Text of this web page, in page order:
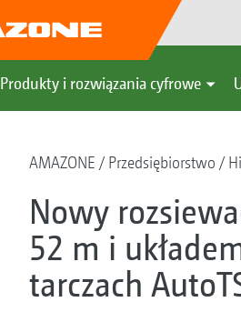
Produkty i rozwiązania cyfrowe
AMAZONE Przedsiębiorstwo
Nowy
52 m i
tarczach